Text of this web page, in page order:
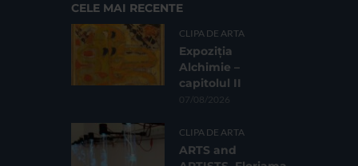
CELE MAI RECENTE
CLIPA DE ARTA
Expoziția
Alchimie –
capitolul II
07/08/2026
CLIPA DE ARTA
ARTS and